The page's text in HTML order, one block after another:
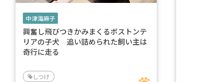
中津海麻子
興奮し飛びつきかみまくるボストンテ
リアの子犬 追い詰められた飼い主は
奇行に走る
しつけ